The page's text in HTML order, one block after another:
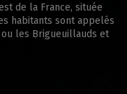
de la France, située
habitants sont appelés
les Brigueuillauds et